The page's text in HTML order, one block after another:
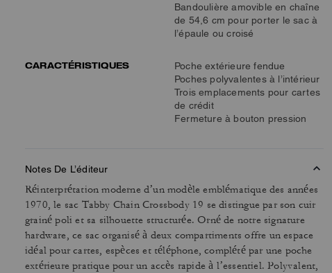
Bandoulière amovible en chaîne
de 54,6 cm pour porter le sac à
l’épaule ou croisé
CARACTÉRISTIQUES
Poche extérieure fendue
Poches polyvalentes à l’intérieur
Trois emplacements pour cartes
de crédit
Fermeture à bouton pression
Notes De L’éditeur
Réinterprétation moderne d’un modèle emblématique des années
1970, le sac Tabby Chain Crossbody 19 se distingue par son cuir
grainé poli et sa silhouette structurée. Orné de notre signature
hardware, ce sac organisé à deux compartiments offre un espace
idéal pour cartes, espèces et téléphone, complété par une poche
extérieure pratique pour un accès rapide à l’essentiel. Polyvalent,